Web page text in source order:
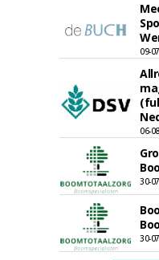
09-
06-
30-
30-